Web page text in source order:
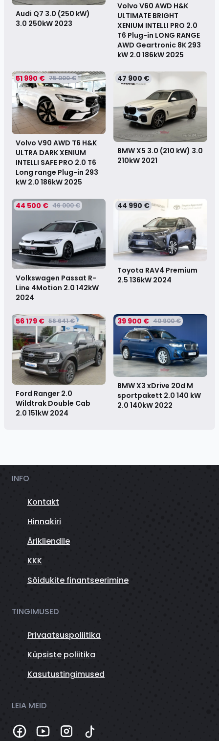
Audi Q7 3.0 (250 kW)
3.0 250kW 2023
Volvo V60 AWD H&K
ULTIMATE BRIGHT
XENIUM INTELLI PRO 2.0
T6 Plug-in LONG RANGE
AWD Geartronic 8K 293
kW 2.0 186kW 2025
51 990 € 75 000 €
Volvo V90 AWD T6 H&K
ULTRA DARK XENIUM
INTELLI SAFE PRO 2.0 T6
Long range Plug-in 293
kW 2.0 186kW 2025
47 900 €
BMW X5 3.0 (210 kW) 3.0
210kW 2021
44 500 € 46 000 €
Volkswagen Passat R-
Line 4Motion 2.0 142kW
2024
44 990 €
Toyota RAV4 Premium
2.5 136kW 2024
56 179 € 56 641 €
Ford Ranger 2.0
Wildtrak Double Cab
2.0 151kW 2024
39 900 € 40 900 €
BMW X3 xDrive 20d M
sportpakett 2.0 140 kW
2.0 140kW 2022
INFO
Kontakt
Hinnakiri
Ärikliendile
KKK
Sõidukite finantseerimine
TINGIMUSED
Privaatsuspoliitika
Küpsiste poliitika
Kasutustingimused
LEIA MEID